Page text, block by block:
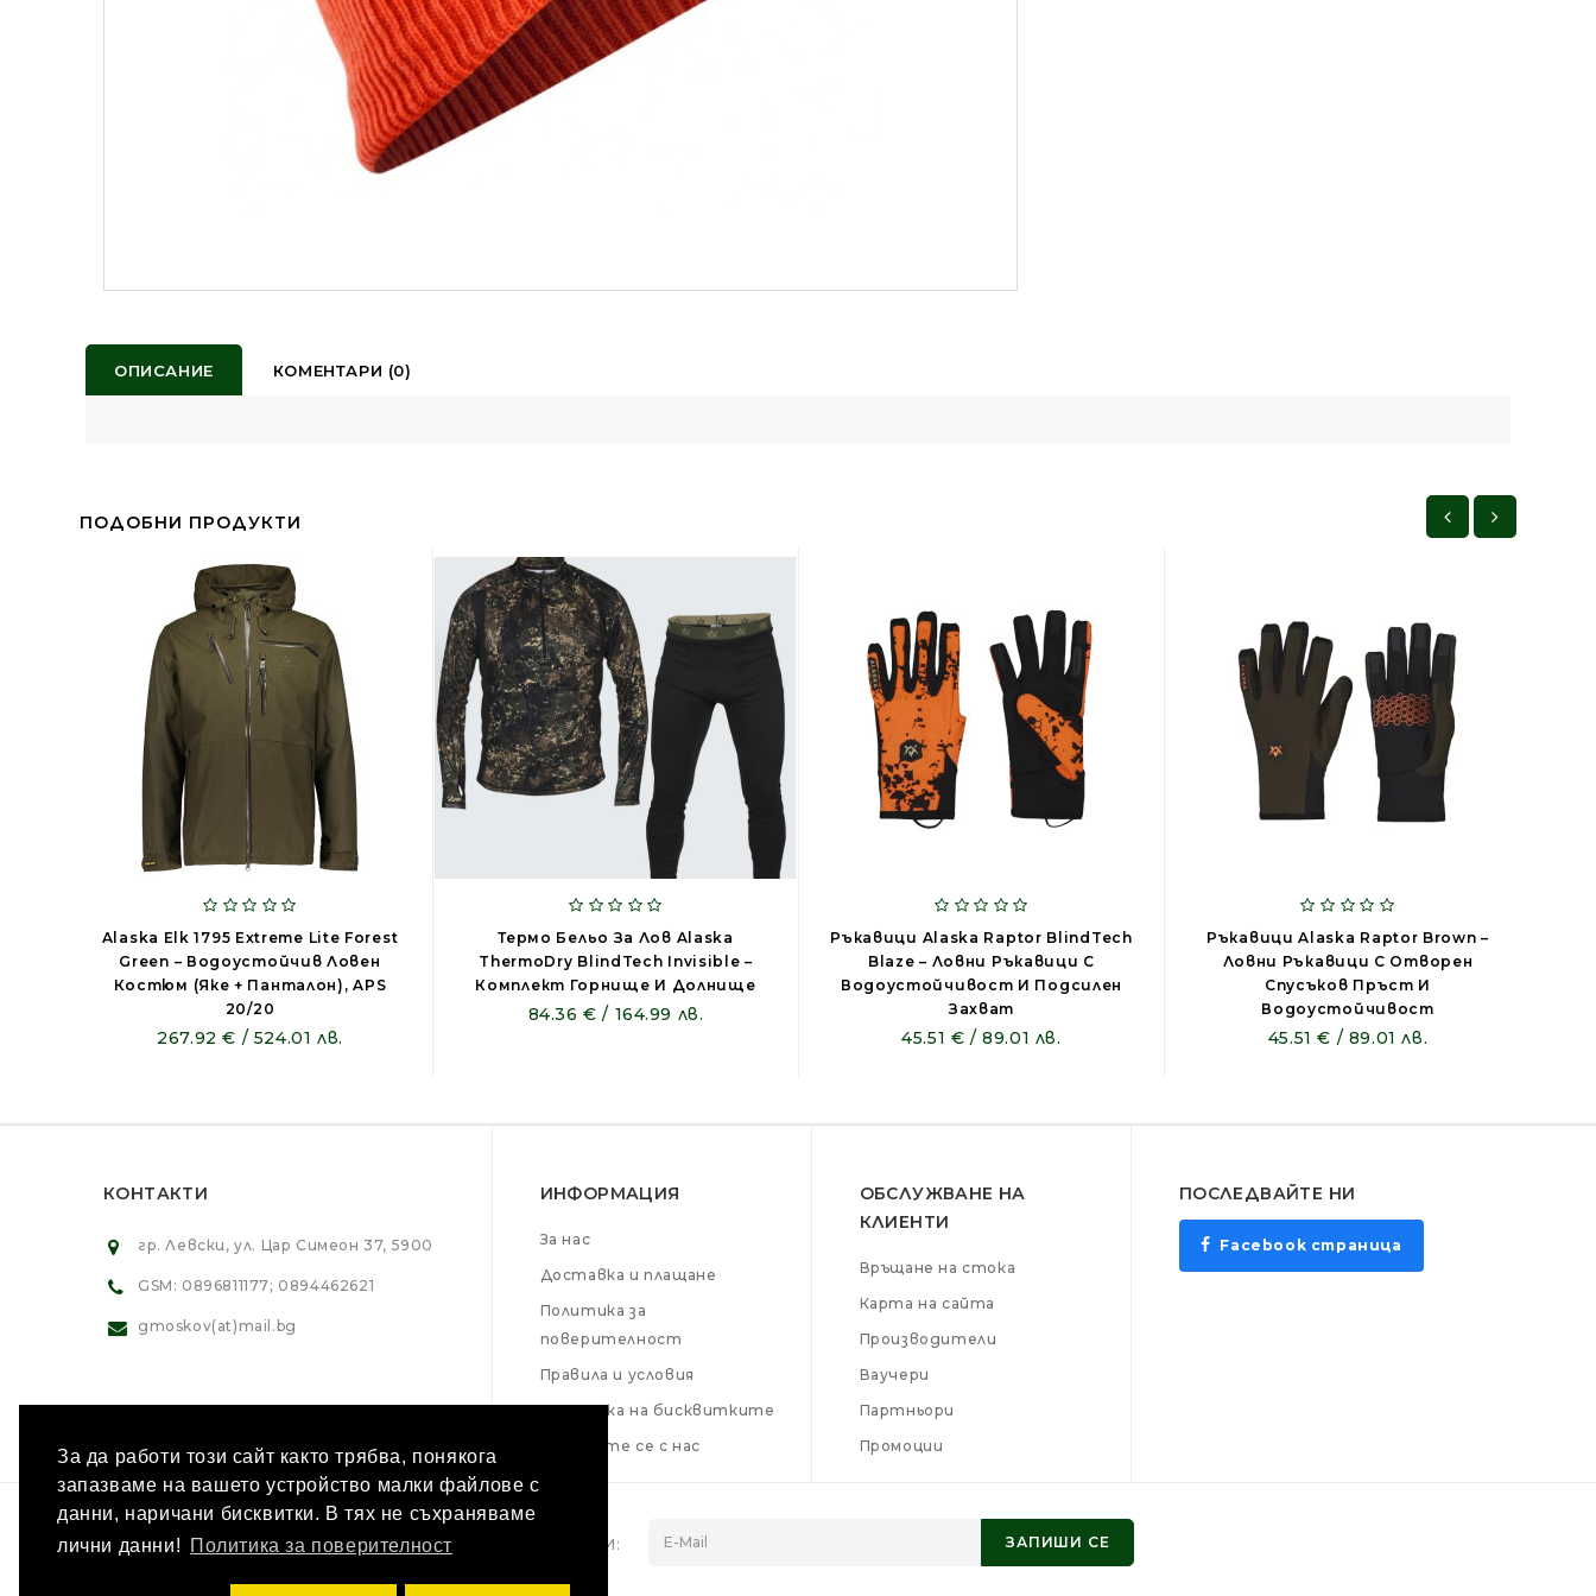
За да работи този сайт както трябва, понякога
запазваме на вашето устройство малки файлове с
данни, наричани бисквитки. В тях не съхраняваме
лични данни!
Политика за поверителност
ОПИСАНИЕ КОМЕНТАРИ (0)
ПОДОБНИ ПРОДУКТИ
Alaska Elk 1795 Extreme Lite Forest
Green – Водоустойчив Ловен
Костюм (яке + Панталон), APS
20/20
267.92 € / 524.01 лв.
Термо Бельо За Лов Alaska
ThermoDry BlindTech Invisible –
Комплект Горнище И Долнище
84.36 € / 164.99 лв.
Ръкавици Alaska Raptor BlindTech
Blaze – Ловни Ръкавици С
Водоустойчивост И Подсилен
Захват
45.51 € / 89.01 лв.
Ръкавици Alaska Raptor Brown –
Ловни Ръкавици С Отворен
Спусъков Пръст И
Водоустойчивост
45.51 € / 89.01 лв.
КОНТАКТИ
гр. Левски, ул. Цар Симеон 37, 5900
GSM: 0896811177; 0894462621
gmoskov(at)mail.bg
ИНФОРМАЦИЯ
За нас
Доставка и плащане
Политика за
поверителност
Правила и условия
Политика на бисквитките
Свържете се с нас
ОБСЛУЖВАНЕ НА
КЛИЕНТИ
Връщане на стока
Карта на сайта
Производители
Ваучери
Партньори
Промоции
ПОСЛЕДВАЙТЕ НИ
Facebook страница
БЮЛЕТИНА Запишете се в БЮЛЕТИНА НИ: ЗАПИШИ СЕ